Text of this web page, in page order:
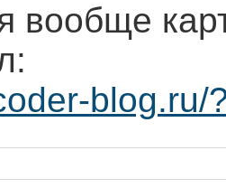
вообще
blog.ru/